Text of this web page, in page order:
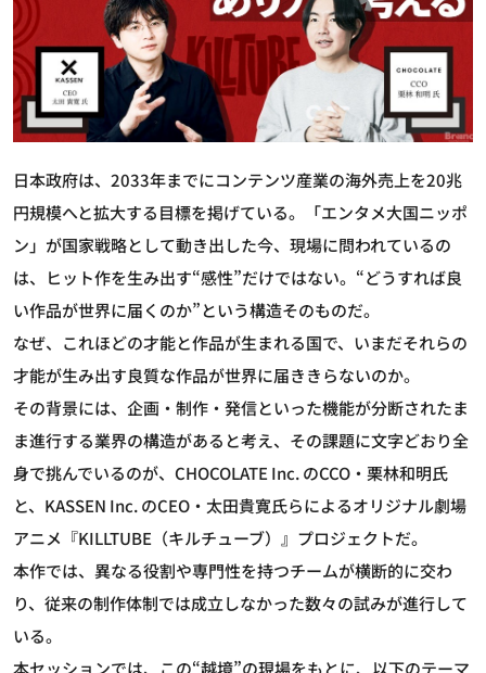
日本政府は、2033年までにコンテンツ産業の海外売上を20兆
円規模へと拡大する目標を掲げている。「エンタメ大国ニッポ
ン」が国家戦略として動き出した今、現場に問われているの
は、ヒット作を生み出す“感性”だけではない。“どうすれば良
い作品が世界に届くのか”という構造そのものだ。
なぜ、これほどの才能と作品が生まれる国で、いまだそれらの
才能が生み出す良質な作品が世界に届ききらないのか。
その背景には、企画・制作・発信といった機能が分断されたま
ま進行する業界の構造があると考え、その課題に文字どおり全
身で挑んでいるのが、CHOCOLATE Inc. のCCO・栗林和明氏
と、KASSEN Inc. のCEO・太田貴寛氏らによるオリジナル劇場
アニメ『KILLTUBE（キルチューブ）』プロジェクトだ。
本作では、異なる役割や専門性を持つチームが横断的に交わ
り、従来の制作体制では成立しなかった数々の試みが進行して
いる。
本セッションでは、この“越境”の現場をもとに、以下のテーマ